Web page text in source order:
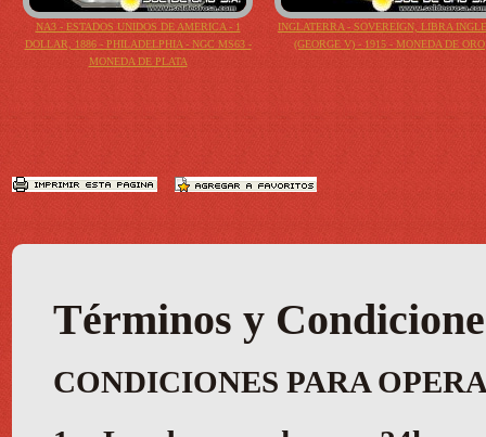
NA3 - ESTADOS UNIDOS DE AMERICA - 1
DOLLAR, 1886 - PHILADELPHIA - NGC MS63 -
MONEDA DE PLATA
INGLATERRA - SOVEREIGN, LIBRA
(GEORGE V) - 1915 - MONEDA DE ORO